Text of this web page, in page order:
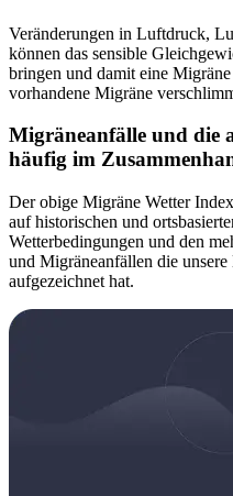
Veränderungen in Luftdruck,
können das sensible
bringen und damit eine
vorhandene Migräne
Migräneanfälle und die
häufig im
Der obige Migräne Wetter
auf historischen und
Wetterbedingungen und den
und Migräneanfällen die
aufgezeichnet hat.